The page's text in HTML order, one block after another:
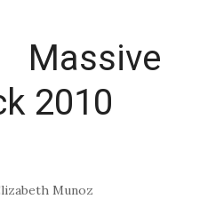
Massive
2010
Munoz